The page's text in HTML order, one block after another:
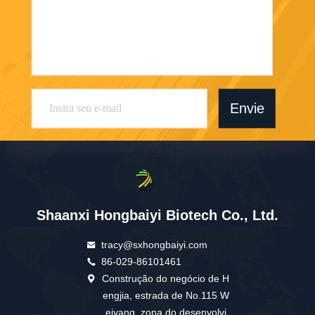
Envie
Shaanxi Hongbaiyi Biotech Co., Ltd.
tracy@sxhongbaiyi.com
86-029-86101461
Construção do negócio de H
engjia, estrada de No.115 W
eiyang, zona do desenvolvi